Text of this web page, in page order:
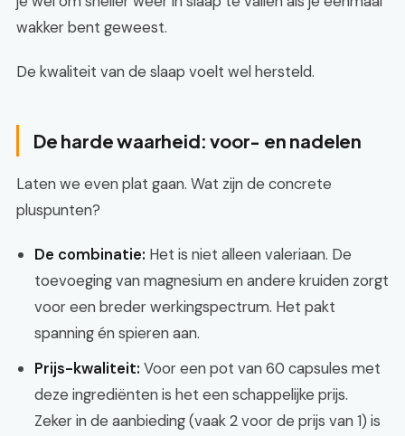
wakker bent geweest.
De kwaliteit van de slaap voelt wel hersteld.
De harde waarheid: voor- en nadelen
Laten we even plat gaan. Wat zijn de concrete
pluspunten?
De combinatie: Het is niet alleen valeriaan. De
toevoeging van magnesium en andere kruiden zorgt
voor een breder werkingspectrum. Het pakt
spanning én spieren aan.
Prijs-kwaliteit: Voor een pot van 60 capsules met
deze ingrediënten is het een schappelijke prijs.
Zeker in de aanbieding (vaak 2 voor de prijs van 1) is